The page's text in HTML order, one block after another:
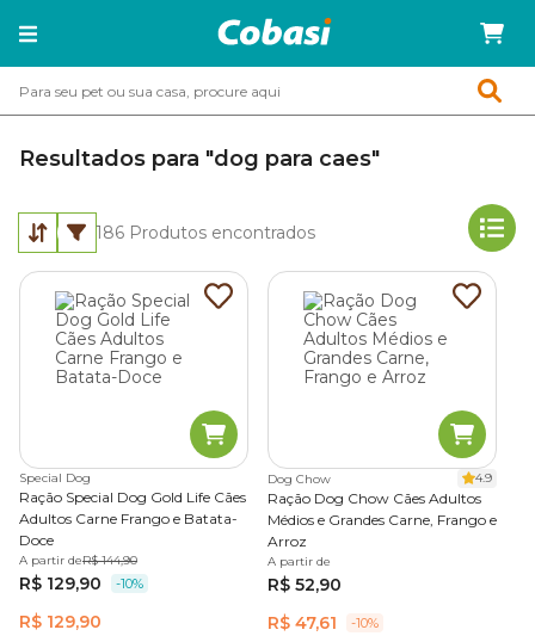
Resultados para "dog para caes"
186 Produtos encontrados
Special Dog
Ração Special Dog Gold Life Cães
Adultos Carne Frango e Batata-
Doce
A partir deR$ 144,90
R$ 129,90 -10%
R$ 129,90
Dog Chow 4.9
Ração Dog Chow Cães Adultos
Médios e Grandes Carne, Frango e
Arroz
A partir de
R$ 52,90
R$ 47,61
-10%